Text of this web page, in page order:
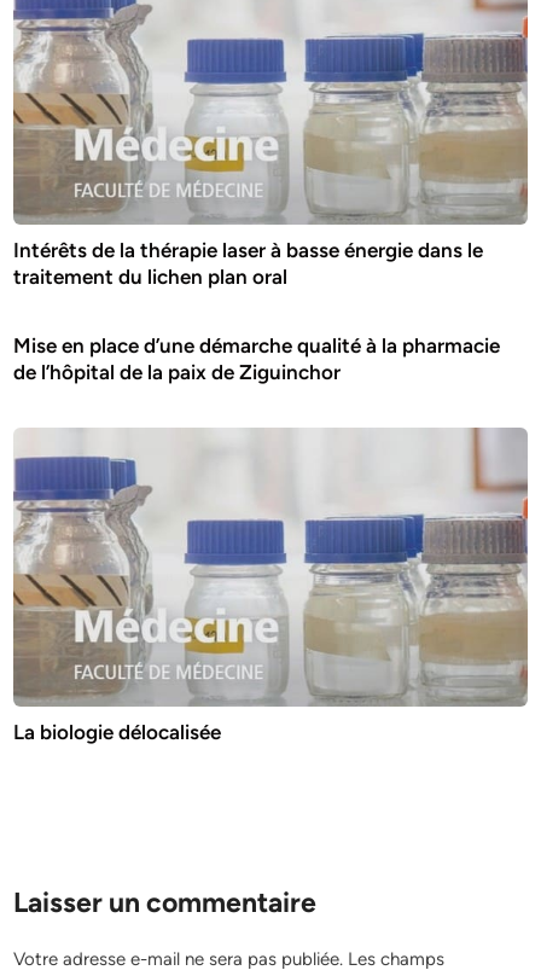
Intérêts de la thérapie laser à basse énergie dans le
traitement du lichen plan oral
Mise en place d’une démarche qualité à la pharmacie
de l’hôpital de la paix de Ziguinchor
La biologie délocalisée
Laisser un commentaire
Votre adresse e-mail ne sera pas publiée. Les champs